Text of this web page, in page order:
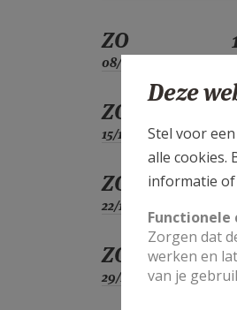
ZO
08/11
ZO
15/11
ZO
22/11
ZO
29/11
Deze
Stel voor
alle cookies.
informatie
Functionele
Zorgen dat
werken en
van je